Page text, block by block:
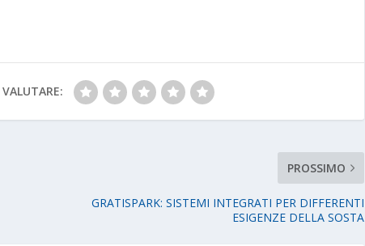
VALUTARE:
PROSSIMO
GRATISPARK: SISTEMI INTEGRATI PER DIFFERENTI
ESIGENZE DELLA SOSTA